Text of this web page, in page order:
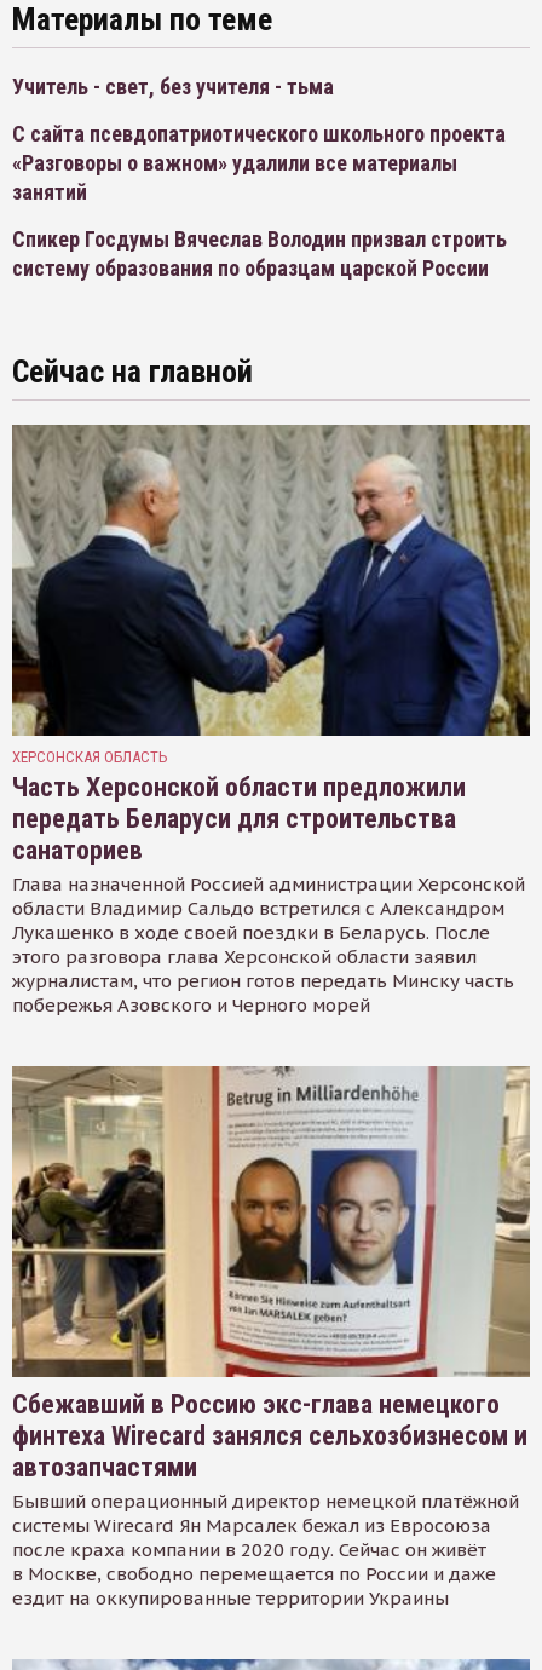
Материалы по теме
Учитель - свет, без учителя - тьма
С сайта псевдопатриотического школьного проекта
«Разговоры о важном» удалили все материалы
занятий
Спикер Госдумы Вячеслав Володин призвал строить
систему образования по образцам царской России
Сейчас на главной
ХЕРСОНСКАЯ ОБЛАСТЬ
Часть Херсонской области предложили
передать Беларуси для строительства
санаториев
Глава назначенной Россией администрации Херсонской
области Владимир Сальдо встретился с Александром
Лукашенко в ходе своей поездки в Беларусь. После
этого разговора глава Херсонской области заявил
журналистам, что регион готов передать Минску часть
побережья Азовского и Черного морей
Сбежавший в Россию экс-глава немецкого
финтеха Wirecard занялся сельхозбизнесом и
автозапчастями
Бывший операционный директор немецкой платёжной
системы Wirecard Ян Марсалек бежал из Евросоюза
после краха компании в 2020 году. Сейчас он живёт
в Москве, свободно перемещается по России и даже
ездит на оккупированные территории Украины